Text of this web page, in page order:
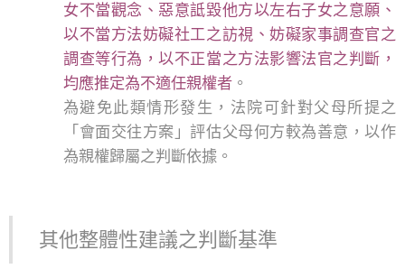
女不當觀念、惡意詆毀他方以左右子女之意願、
以不當方法妨礙社工之訪視、妨礙家事調查官之
調查等行為，以不正當之方法影響法官之判斷，
均應推定為不適任親權者 。
為避免此類情形發生，法院可針對父母所提之
「會面交往方案」評估父母何方較為善意，以作
為親權歸屬之判斷依據。
其他整體性建議之判斷基準